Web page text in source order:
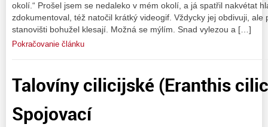
okolí.“ Prošel jsem se nedaleko v mém okolí, a já spatřil nakvétat
zdokumentoval, též natočil krátký videogif. Vždycky jej obdivuji, ale
stanovišti bohužel klesají. Možná se mýlím. Snad vylezou a […]
Pokračovanie článku
Talovíny cilicijské (Eranthis
Spojovací